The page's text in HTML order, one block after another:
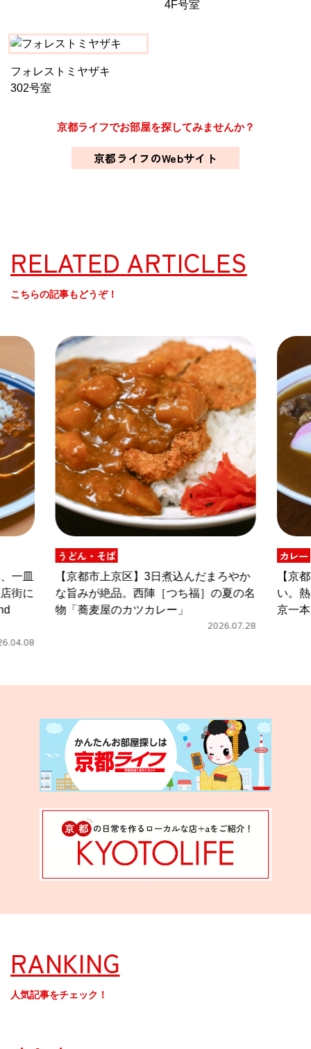
4F号室
フォレストミヤザキ
302号室
京都ライフでお部屋を探してみませんか？
京都ライフのWebサイト
RELATED ARTICLES
こちらの記事もどうぞ！
一皿
街に
うどん・そば
【京都市上京区】3日煮込んだまろやか
な旨みが絶品。西陣［つち福］の夏の名
物「蕎麦屋のカツカレー」
2026.07.28
カレー
【京
い。
京一
RANKING
人気記事をチェック！